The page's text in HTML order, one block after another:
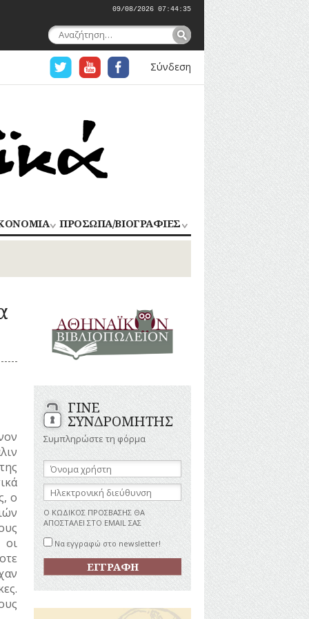
09/08/2026 07:44:36
Αναζήτηση
για:
Σύνδεση
ΠΡΟΣΩΠΑ/ΒΙΟΓΡΑΦΙΕΣ
ΑΓΩΝΙΣΤΕΣ
ΑΡΧΙΤΕΚΤΟΝΕΣ
ΕΚΚΛΗΣΙΑΣΤΙΚΟΙ
ΑΝΔΡΕΣ
ΕΛΛΗΝΙΚΕΣ
ΠΡΟΣΩΠΙΚΟΤΗΤΕΣ
ΕΠΙΧΕΙΡΗΜΑΤΙΕΣ
ΗΘΟΠΟΙΟΙ
ΚΑΛΛΙΤΕΧΝΕΣ
ΞΕΝΕΣ
ΠΡΟΣΩΠΙΚΟΤΗΤΕΣ
ΑΘΛΗΤΙΣΜΟΥ
ΠΕΡΙΗΓΗΤΕΣ
ΠΟΛΙΤΙΚΟΙ
ΣΥΓΓΡΑΦΕΙΣ
–
ΦΙΛΕΛΛΗΝΕΣ
ο
οι
ΓΙΝΕ
ΣΥΝΔΡΟΜΗΤΗΣ
Συμπληρώστε τη φόρμα
Όνομα
χρήστη:
Ηλεκτρονική
διεύθυνση:
Ο ΚΩΔΙΚΟΣ ΠΡΟΣΒΑΣΗΣ ΘΑ
ΑΠΟΣΤΑΛΕΙ ΣΤΟ EMAIL ΣΑΣ
Να εγγραφώ στο newsletter!